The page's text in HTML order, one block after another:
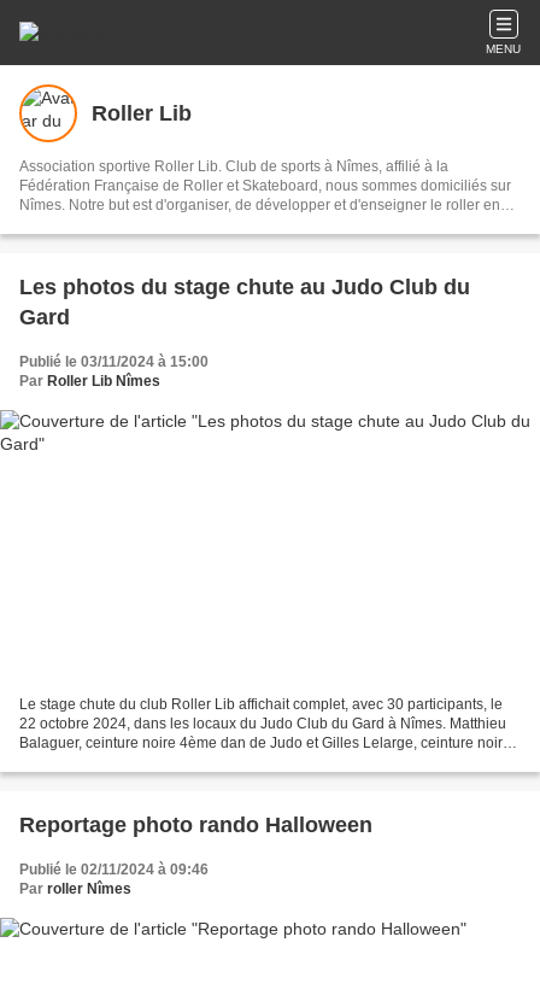
MENU
Roller Lib
Association sportive Roller Lib. Club de sports à Nîmes, affilié à la
Fédération Française de Roller et Skateboard, nous sommes domiciliés sur
Nîmes. Notre but est d'organiser, de développer et d'enseigner le roller en
randonnées roller, à la pratique de sports pour la santé et le bien-être
ouverte aux enfants comme aux adultes. Notre team roller course recherche
la performance dans la convivialité et le plaisir. Nos éducateurs et initiateurs
fédéraux, ainsi que tout l’encadrement, partagent les valeurs véhiculées par
Les photos du stage chute au Judo Club du
Gard
Publié le 03/11/2024 à 15:00
Par Roller Lib Nîmes
Le stage chute du club Roller Lib affichait complet, avec 30 participants, le
22 octobre 2024, dans les locaux du Judo Club du Gard à Nîmes. Matthieu
Balaguer, ceinture noire 4ème dan de Judo et Gilles Lelarge, ceinture noire
Reportage photo rando Halloween
Publié le 02/11/2024 à 09:46
Par roller Nîmes